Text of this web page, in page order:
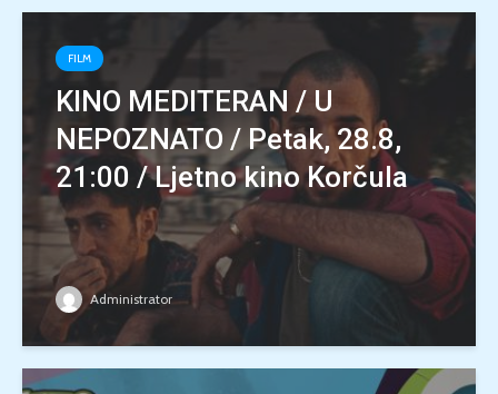
FILM
KINO MEDITERAN / U
NEPOZNATO / Petak, 28.8,
21:00 / Ljetno kino Korčula
Administrator